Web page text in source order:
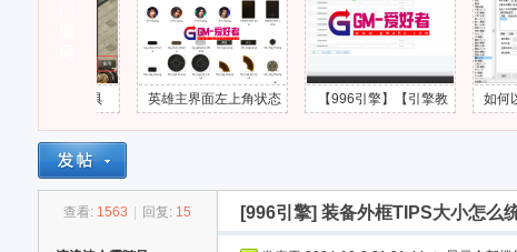
› ›
隐藏掉
英雄主界面左上角状态
头像UI界面怎么添加出
【996引擎】【引擎教
程】第3课 - 工具服配置
如何以自身为
围伤害技
查看: 1563 回复: 15 [996引擎] 装备外框TIPS大小怎么